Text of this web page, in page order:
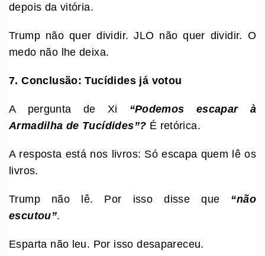
depois da vitória.
Trump não quer dividir. JLO não quer dividir. O
medo não lhe deixa.
7. Conclusão: Tucídides já votou
A pergunta de Xi “Podemos escapar à
Armadilha de Tucídides”? É retórica.
A resposta está nos livros: Só escapa quem lê os
livros.
Trump não lê. Por isso disse que “não
escutou”.
Esparta não leu. Por isso desapareceu.